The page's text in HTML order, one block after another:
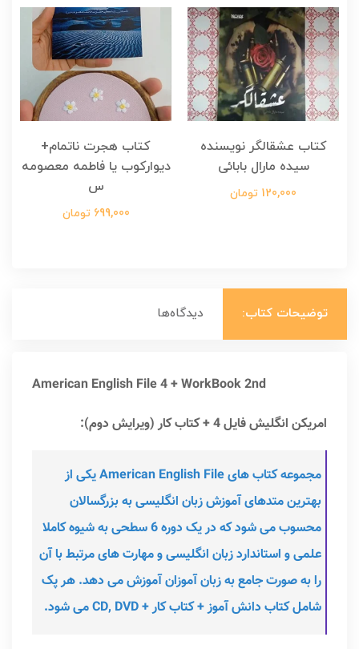
کتاب عشقالگر نویسنده
سیده مارال بابائی
120,000 تومان
کتاب هجرت ناتمام+
دیوارکوب یا فاطمه معصومه
س
699,000 تومان
توضیحات کتاب: دیدگاه‌ها
American English File 4 + WorkBook 2nd
امریکن انگلیش فایل 4 + کتاب کار (ویرایش دوم):
مجموعه کتاب های American English File یکی از
بهترین متدهای آموزش زبان انگلیسی به بزرگسالان
محسوب می شود که در یک دوره 6 سطحی به شیوه کاملا
علمی و استاندارد زبان انگلیسی و مهارت های مرتبط با آن
را به صورت جامع به زبان آموزان آموزش می دهد. هر پک
شامل کتاب دانش آموز + کتاب کار + CD, DVD می شود.